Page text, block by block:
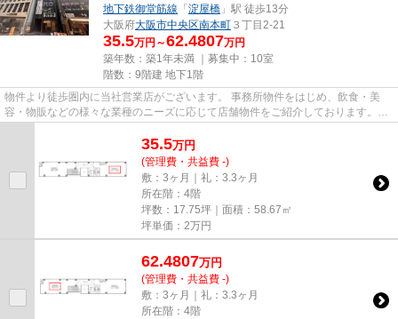
地下鉄御堂筋線 「淀屋橋 」駅 徒歩13分
大阪府大阪市中央区南本町 ３丁目2-21
35.5万円～62.4807万円
築年数：築1年未満 ｜募集中： 10室
階数：9階建 地下1階
物件より徒歩圏内に当社営業店がございます。 事務所物件をはじめ、飲食・美
容・物販などの様々な業種のニーズに応じて店舗物件をご紹介しております。
尚、弊社ではおとり広告は一切...
35.5万円
(管理費・共益費 -)
敷：3ヶ月｜礼：3.3ヶ月
所在階：4階
坪数：17.75坪｜面積：58.67㎡
坪単価： 2万円
62.4807万円
(管理費・共益費 -)
敷：3ヶ月｜礼：3.3ヶ月
所在階：4階